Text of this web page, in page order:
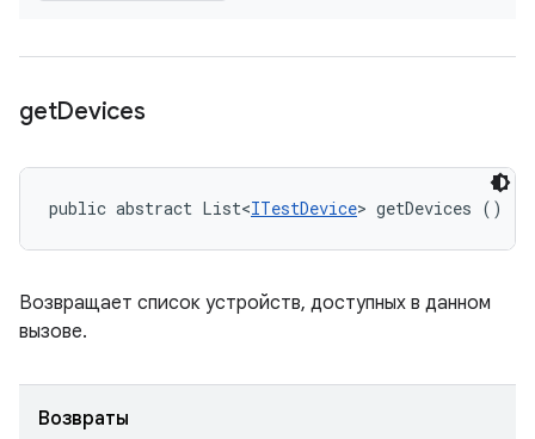
getDevices
public abstract List<ITestDevice> getDevices ()
Возвращает список устройств, доступных в данном
вызове.
Возвраты